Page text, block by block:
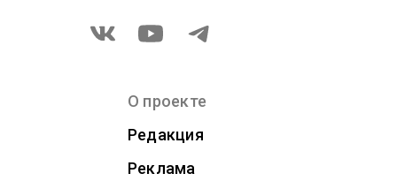
О проекте
Редакция
Реклама